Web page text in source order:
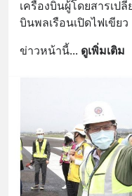
เครื่องบินผู้โดยสารเป
บินพลเรือนเปิดไฟเขียว
ข่าวหน้านี้... ดูเพิ่มเติม